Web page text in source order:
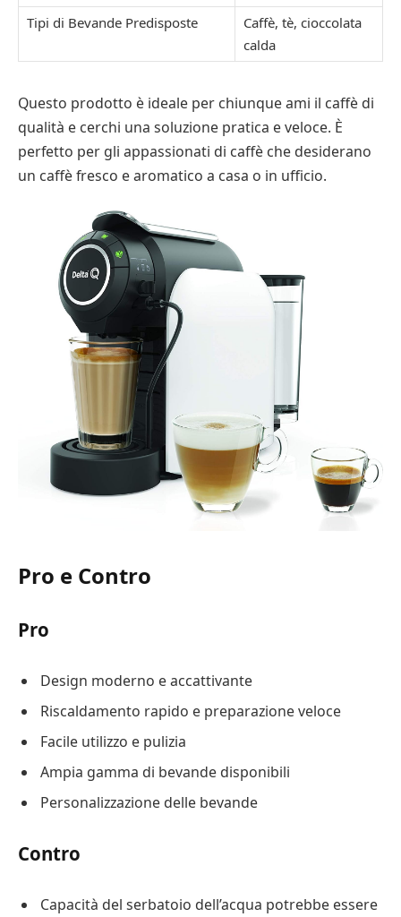
Tipi di Bevande Predisposte
Caffè, tè, cioccolata
calda
Questo prodotto è ideale per chiunque ami il caffè di
qualità e cerchi una soluzione pratica e veloce. È
perfetto per gli appassionati di caffè che desiderano
un caffè fresco e aromatico a casa o in ufficio.
Pro e Contro
Pro
Design moderno e accattivante
Riscaldamento rapido e preparazione veloce
Facile utilizzo e pulizia
Ampia gamma di bevande disponibili
Personalizzazione delle bevande
Contro
Capacità del serbatoio dell’acqua potrebbe essere